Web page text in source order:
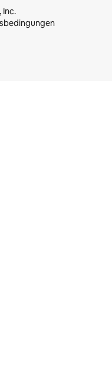
Inc.